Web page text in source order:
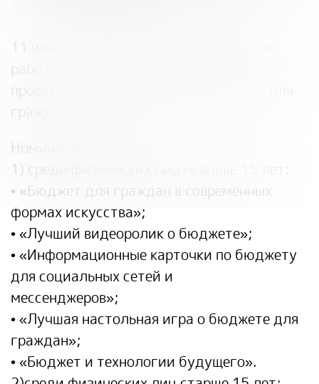
11 июня 2025 года завершается прием
работ 1 тура Всероссийского конкурса
проектов по представлению бюджета для
граждан.
Номинации Конкурса:
1) среди физических лиц младше 15 лет:
• «Бюджет для граждан в современных
формах искусства»;
• «Лучший видеоролик о бюджете»;
• «Информационные карточки по бюджету
для социальных сетей и
мессенджеров»;
• «Лучшая настольная игра о бюджете для
граждан»;
• «Бюджет и технологии будущего».